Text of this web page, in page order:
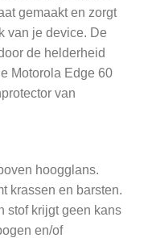
gemaakt en zorgt
van je device. De
de helderheid
Motorola Edge 60
van
hoogglans.
krassen en barsten.
stof krijgt geen kans
en/of